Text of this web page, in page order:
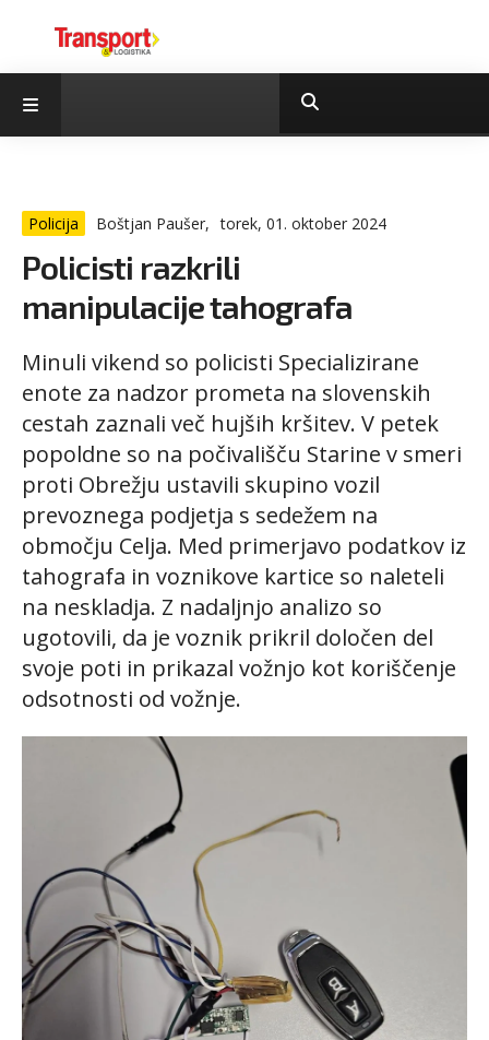
Policija Boštjan Paušer, torek, 01. oktober 2024
Policisti razkrili
manipulacije tahografa
Minuli vikend so policisti Specializirane
enote za nadzor prometa na slovenskih
cestah zaznali več hujših kršitev. V petek
popoldne so na počivališču Starine v smeri
proti Obrežju ustavili skupino vozil
prevoznega podjetja s sedežem na
območju Celja. Med primerjavo podatkov iz
tahografa in voznikove kartice so naleteli
na neskladja. Z nadaljnjo analizo so
ugotovili, da je voznik prikril določen del
svoje poti in prikazal vožnjo kot koriščenje
odsotnosti od vožnje.